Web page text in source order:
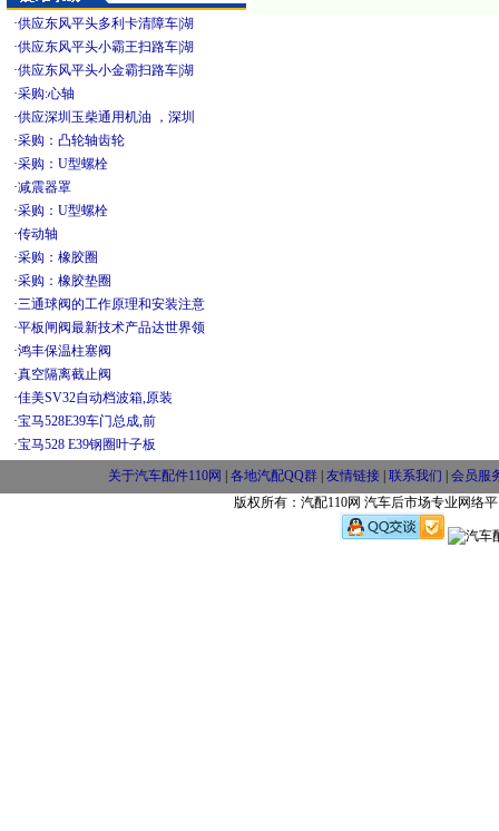
·供应东风平头多利卡清障车|湖
·供应东风平头小霸王扫路车|湖
·供应东风平头小金霸扫路车|湖
·采购:心轴
·供应深圳玉柴通用机油 ，深圳
·采购：凸轮轴齿轮
·采购：U型螺栓
·减震器罩
·采购：U型螺栓
·传动轴
·采购：橡胶圈
·采购：橡胶垫圈
·三通球阀的工作原理和安装注意
·平板闸阀最新技术产品达世界领
·鸿丰保温柱塞阀
·真空隔离截止阀
·佳美SV32自动档波箱,原装
·宝马528E39车门总成,前
·宝马528 E39钢圈叶子板
关于汽车配件110网 各地汽配QQ群 友情链接 联系我们
会员服
版权所有：汽配110网 汽车后市场专业网络